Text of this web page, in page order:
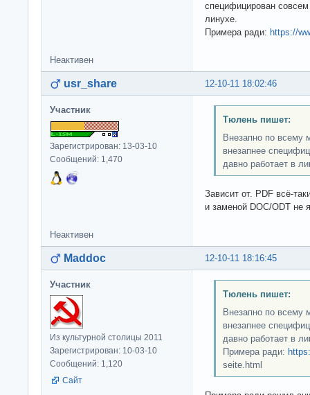
специфицирован
линухе.
Примера ради: https://
Неактивен
12-10-11 18:02:46
usr_share
Участник
Зарегистрирован: 13-03-10
Сообщений: 1,470
Тюлень пишет:
Внезапно по всему
внезапнее
давно работает в
Зависит от. PDF всё-
и заменой DOC/ODT не
Неактивен
12-10-11 18:16:45
Maddoc
Участник
Из культурной столицы 2011
Зарегистрирован: 10-03-10
Сообщений: 1,120
Сайт
Тюлень пишет:
Внезапно по всему
внезапнее
давно работает в
Примера ради:
seite.html